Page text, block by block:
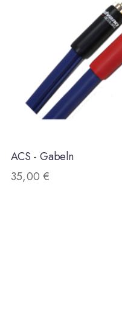
ACS - Gabeln
35,00€